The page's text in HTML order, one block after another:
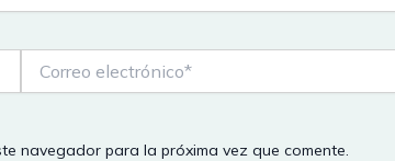
electrónico*
navegador para la próxima vez que comente.